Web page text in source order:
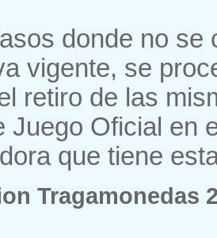
donde no se
vigente, se
retiro de las
Juego Oficial en
que tiene
Tragamonedas